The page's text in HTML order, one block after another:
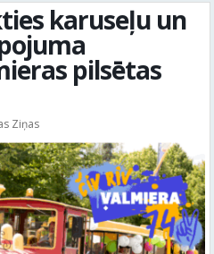
karuseļu un
pilsētas
Ziņas